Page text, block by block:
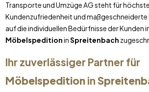
Transporte und Umzüge AG steht für
Kundenzufriedenheit und maßgeschneiderte
auf die individuellen Bedürfnisse der Kunden
MöbelspeditioninSpreitenbach
Ihr zuverlässiger Partner für
Möbelspeditionin